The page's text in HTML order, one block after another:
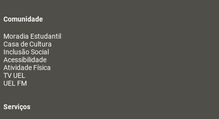
Comunidade
Moradia Estudantil
Casa de Cultura
Inclusão Social
Acessibilidade
Atividade Física
TV UEL
UEL FM
Serviços